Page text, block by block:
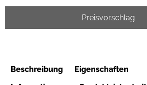
Preisvorschlag
Beschreibung
Eigenschaften